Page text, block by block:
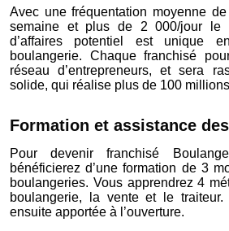
Avec une fréquentation moyenne
semaine et plus de 2 000/jour le
d’affaires potentiel est unique
boulangerie. Chaque franchisé
réseau d’entrepreneurs, et sera
solide, qui réalise plus de 100
Formation et assistance
Pour devenir franchisé
bénéficierez d’une formation de 3
boulangeries. Vous apprendrez 4
boulangerie, la vente et le
ensuite apportée à l’ouverture.